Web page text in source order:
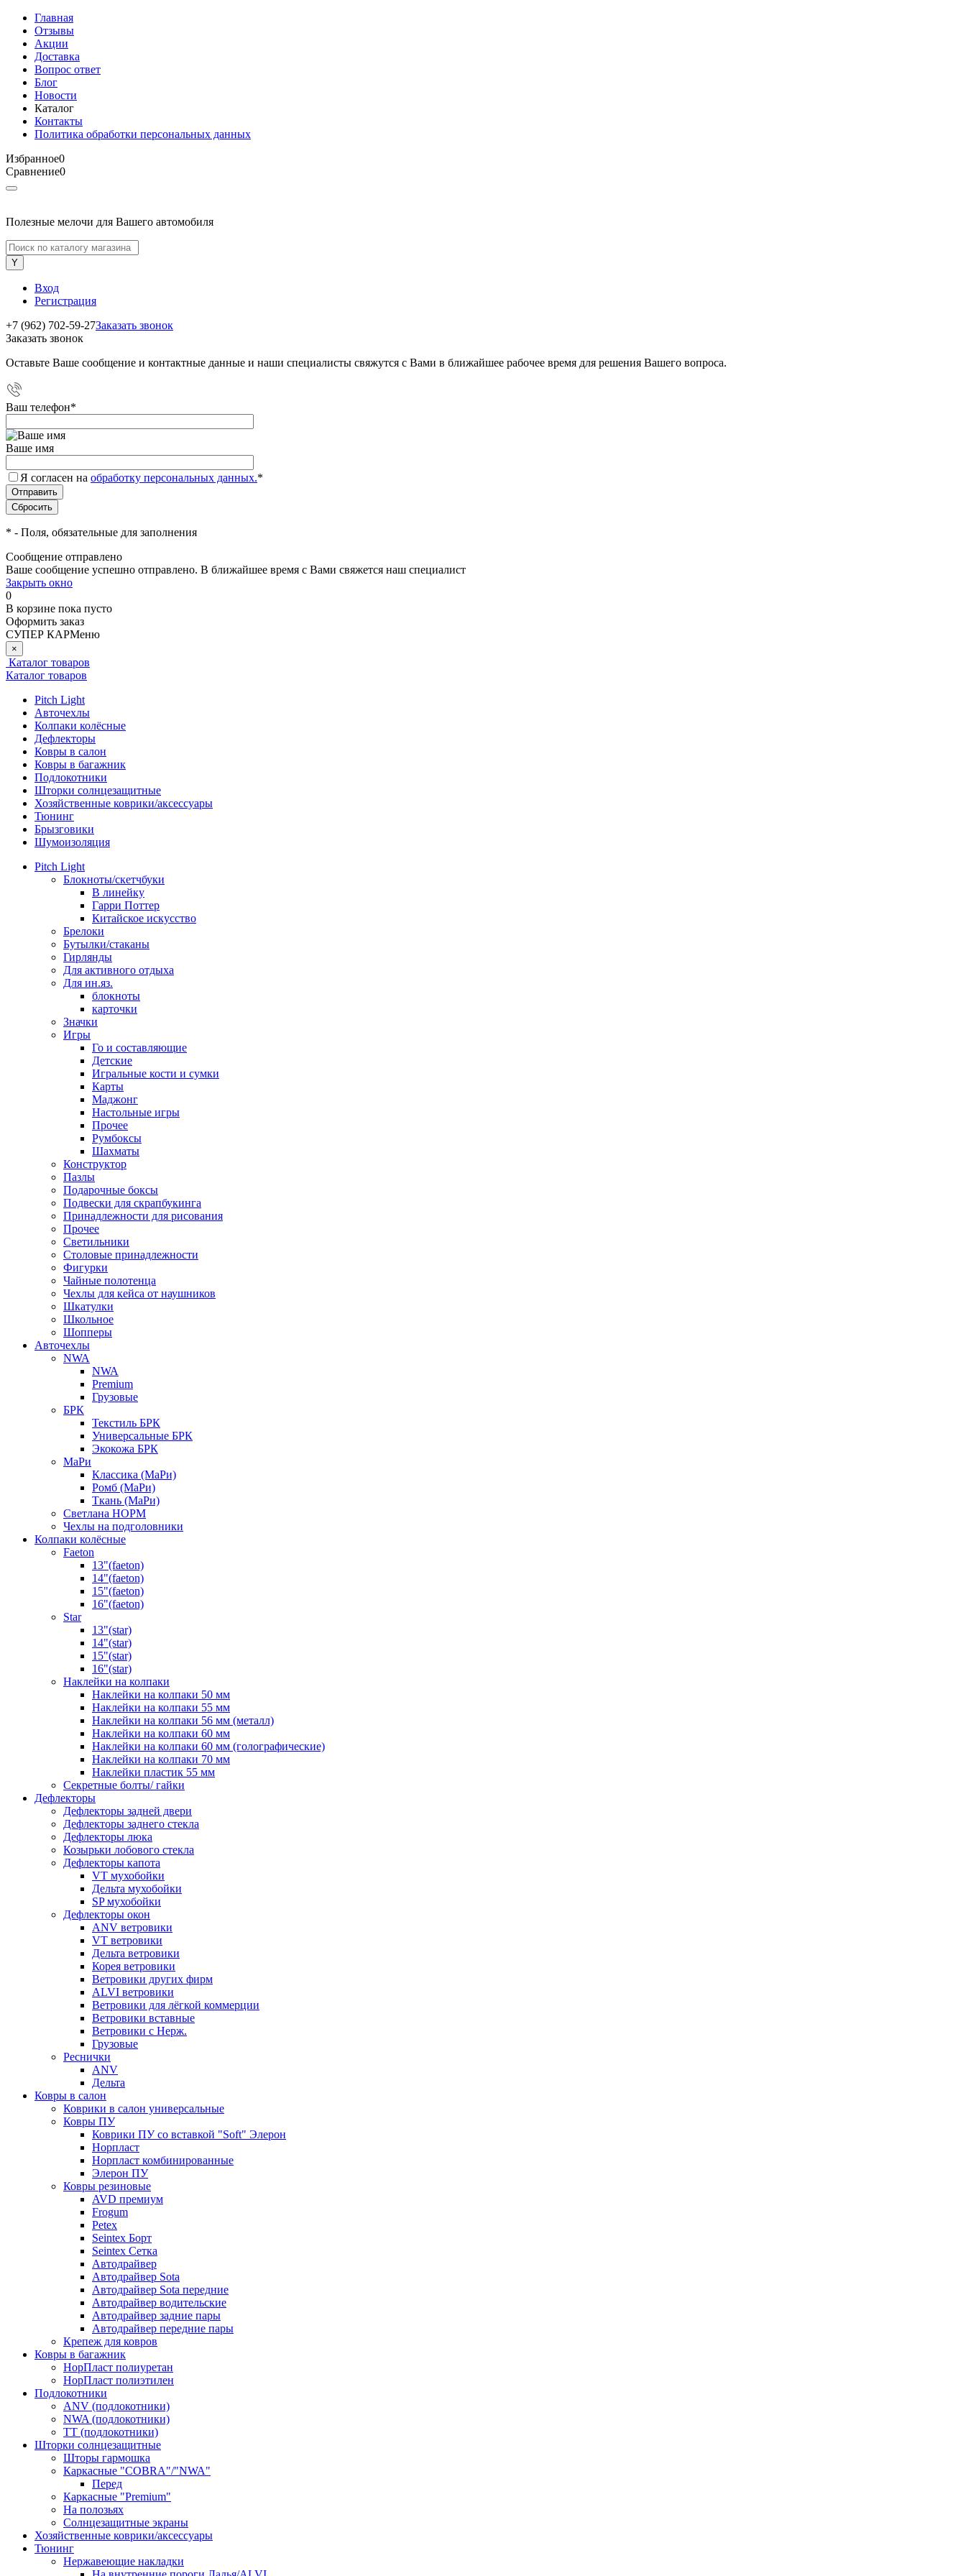
Главная
Отзывы
Акции
Доставка
Вопрос ответ
Блог
Новости
Каталог
Контакты
Политика обработки персональных данных
Избранное0
Сравнение0
Полезные мелочи для Вашего автомобиля
Вход
Регистрация
+7 (962) 702-59-27Заказать звонок
Заказать звонок
Оставьте Ваше сообщение и контактные данные и наши специалисты свяжутся с Вами в ближайшее рабочее время для решения Вашего вопроса.
Ваш телефон*
Ваше имя
Я согласен на обработку персональных данных.*
* - Поля, обязательные для заполнения
Сообщение отправлено
Ваше сообщение успешно отправлено. В ближайшее время с Вами свяжется наш специалист
Закрыть окно
0
В корзине пока пусто
Оформить заказ
СУПЕР КАРМеню
×
Каталог товаров
Каталог товаров
Pitch Light
Авточехлы
Колпаки колёсные
Дефлекторы
Ковры в салон
Ковры в багажник
Подлокотники
Шторки солнцезащитные
Хозяйственные коврики/аксессуары
Тюнинг
Брызговики
Шумоизоляция
Pitch Light
Блокноты/скетчбуки
В линейку
Гарри Поттер
Китайское искусство
Брелоки
Бутылки/стаканы
Гирлянды
Для активного отдыха
Для ин.яз.
блокноты
карточки
Значки
Игры
Го и составляющие
Детские
Игральные кости и сумки
Карты
Маджонг
Настольные игры
Прочее
Румбоксы
Шахматы
Конструктор
Пазлы
Подарочные боксы
Подвески для скрапбукинга
Принадлежности для рисования
Прочее
Светильники
Столовые принадлежности
Фигурки
Чайные полотенца
Чехлы для кейса от наушников
Шкатулки
Школьное
Шопперы
Авточехлы
NWA
NWA
Premium
Грузовые
БРК
Текстиль БРК
Универсальные БРК
Экокожа БРК
МаРи
Классика (МаРи)
Ромб (МаРи)
Ткань (МаРи)
Светлана НОРМ
Чехлы на подголовники
Колпаки колёсные
Faeton
13"(faeton)
14"(faeton)
15"(faeton)
16"(faeton)
Star
13"(star)
14"(star)
15"(star)
16"(star)
Наклейки на колпаки
Наклейки на колпаки 50 мм
Наклейки на колпаки 55 мм
Наклейки на колпаки 56 мм (металл)
Наклейки на колпаки 60 мм
Наклейки на колпаки 60 мм (голографические)
Наклейки на колпаки 70 мм
Наклейки пластик 55 мм
Секретные болты/ гайки
Дефлекторы
Дефлекторы задней двери
Дефлекторы заднего стекла
Дефлекторы люка
Козырьки лобового стекла
Дефлекторы капота
VT мухобойки
Дельта мухобойки
SP мухобойки
Дефлекторы окон
ANV ветровики
VT ветровики
Дельта ветровики
Корея ветровики
Ветровики других фирм
ALVI ветровики
Ветровики для лёгкой коммерции
Ветровики вставные
Ветровики с Нерж.
Грузовые
Реснички
ANV
Дельта
Ковры в салон
Коврики в салон универсальные
Ковры ПУ
Коврики ПУ со вставкой "Soft" Элерон
Норпласт
Норпласт комбинированные
Элерон ПУ
Ковры резиновые
AVD премиум
Frogum
Petex
Seintex Борт
Seintex Сетка
Автодрайвер
Автодрайвер Sota
Автодрайвер Sota передние
Автодрайвер водительские
Автодрайвер задние пары
Автодрайвер передние пары
Крепеж для ковров
Ковры в багажник
НорПласт полиуретан
НорПласт полиэтилен
Подлокотники
ANV (подлокотники)
NWA (подлокотники)
TT (подлокотники)
Шторки солнцезащитные
Шторы гармошка
Каркасные "COBRA"/"NWA"
Перед
Каркасные "Premium"
На полозьях
Солнцезащитные экраны
Хозяйственные коврики/аксессуары
Тюнинг
Нержавеющие накладки